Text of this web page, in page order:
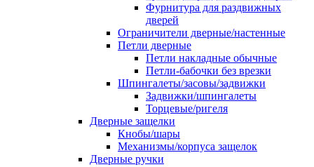
Фурнитура для раздвижных
дверей
Ограничители дверные/настенные
Петли дверные
Петли накладные обычные
Петли-бабочки без врезки
Шпингалеты/засовы/задвижки
Задвижки/шпингалеты
Торцевые/ригеля
Дверные защелки
Кнобы/шары
Механизмы/корпуса защелок
Дверные ручки